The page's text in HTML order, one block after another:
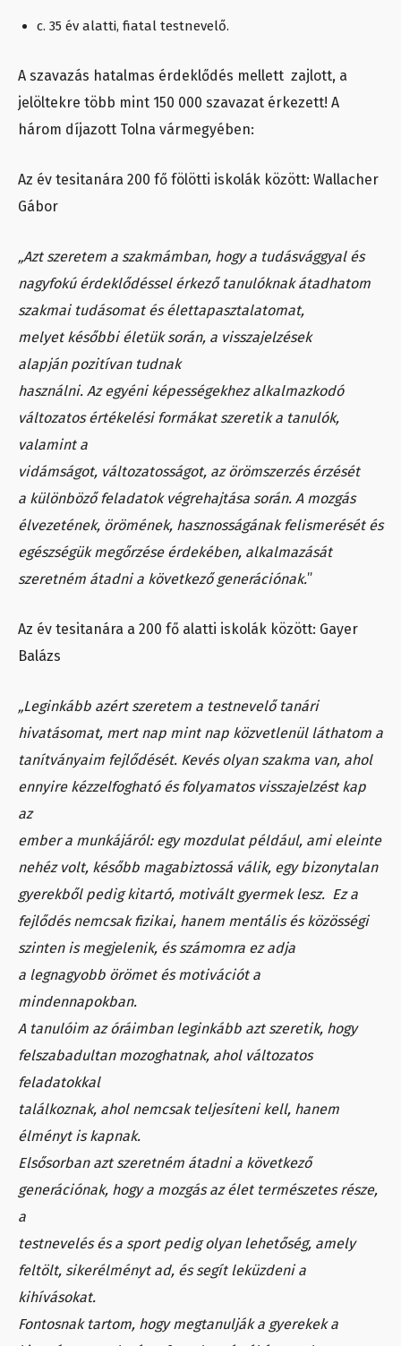
c. 35 év alatti, fiatal testnevelő.
A szavazás hatalmas érdeklődés mellett zajlott, a
jelöltekre több mint 150 000 szavazat érkezett! A
három díjazott Tolna vármegyében:
Az év tesitanára 200 fő fölötti iskolák között: Wallacher
Gábor
„Azt szeretem a szakmámban, hogy a tudásvággyal és
nagyfokú érdeklődéssel érkező tanulóknak átadhatom
szakmai tudásomat és élettapasztalatomat,
melyet későbbi életük során, a visszajelzések
alapján pozitívan tudnak
használni. Az egyéni képességekhez alkalmazkodó
változatos értékelési formákat szeretik a tanulók,
valamint a
vidámságot, változatosságot, az örömszerzés érzését
a különböző feladatok végrehajtása során. A mozgás
élvezetének, örömének, hasznosságának felismerését és
egészségük megőrzése érdekében, alkalmazását
szeretném átadni a következő generációnak.”
Az év tesitanára a 200 fő alatti iskolák között: Gayer
Balázs
„Leginkább azért szeretem a testnevelő tanári
hivatásomat, mert nap mint nap közvetlenül láthatom a
tanítványaim fejlődését. Kevés olyan szakma van, ahol
ennyire kézzelfogható és folyamatos visszajelzést kap
az
ember a munkájáról: egy mozdulat például, ami eleinte
nehéz volt, később magabiztossá válik, egy bizonytalan
gyerekből pedig kitartó, motivált gyermek lesz. Ez a
fejlődés nemcsak fizikai, hanem mentális és közösségi
szinten is megjelenik, és számomra ez adja
a legnagyobb örömet és motivációt a
mindennapokban.
A tanulóim az óráimban leginkább azt szeretik, hogy
felszabadultan mozoghatnak, ahol változatos
feladatokkal
találkoznak, ahol nemcsak teljesíteni kell, hanem
élményt is kapnak.
Elsősorban azt szeretném átadni a következő
generációnak, hogy a mozgás az élet természetes része,
a
testnevelés és a sport pedig olyan lehetőség, amely
feltölt, sikerélményt ad, és segít leküzdeni a
kihívásokat.
Fontosnak tartom, hogy megtanulják a gyerekek a